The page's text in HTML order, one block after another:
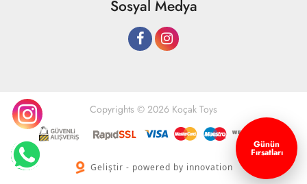
Sosyal Medya
Copyrights © 2026 Koçak Toys
Geliştir - powered by innovation
Günün
Fırsatları